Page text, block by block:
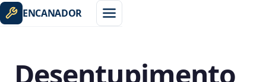
ENCANADOR
Desentupimento